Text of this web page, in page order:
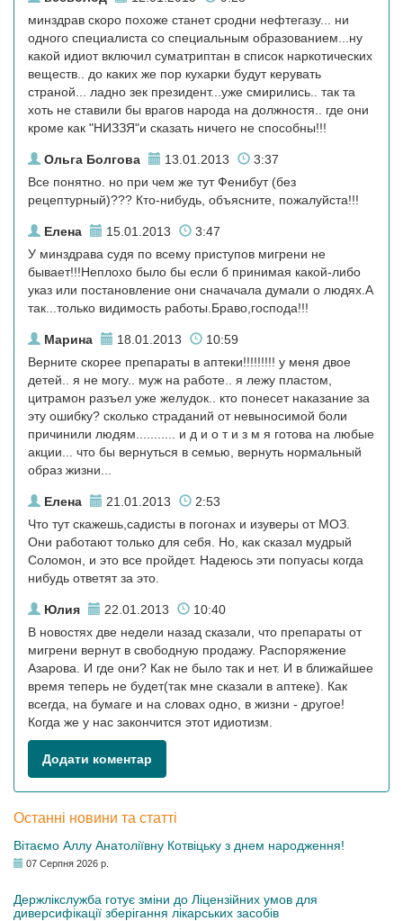
минздрав скоро похоже станет сродни нефтегазу... ни
одного специалиста со специальным образованием...ну
какой идиот включил суматриптан в список наркотических
веществ.. до каких же пор кухарки будут керувать
страной... ладно зек президент...уже смирились.. так та
хоть не ставили бы врагов народа на должностя.. где они
кроме как "НИЗЗЯ"и сказать ничего не способны!!!
Ольга Болгова 13.01.2013
3:37
Все понятно. но при чем же тут Фенибут (без
рецептурный)??? Кто-нибудь, объясните, пожалуйста!!!
Елена 15.01.2013
3:47
У минздрава судя по всему приступов мигрени не
бывает!!!Неплохо было бы если б принимая какой-либо
указ или постановление они сначачала думали о людях.А
так...только видимость работы.Браво,господа!!!
Марина 18.01.2013
10:59
Верните скорее препараты в аптеки!!!!!!!!! у меня двое
детей.. я не могу.. муж на работе.. я лежу пластом,
цитрамон разъел уже желудок.. кто понесет наказание за
эту ошибку? cколько страданий от невыносимой боли
причинили людям........... и д и о т и з м я готова на любые
акции... что бы вернуться в семью, вернуть нормальный
образ жизни...
Елена 21.01.2013
2:53
Что тут скажешь,садисты в погонах и изуверы от МОЗ.
Они работают только для себя. Но, как сказал мудрый
Соломон, и это все пройдет. Надеюсь эти попуасы когда
нибудь ответят за это.
Юлия 22.01.2013
10:40
В новостях две недели назад сказали, что препараты от
мигрени вернут в свободную продажу. Распоряжение
Азарова. И где они? Как не было так и нет. И в ближайшее
время теперь не будет(так мне сказали в аптеке). Как
всегда, на бумаге и на словах одно, в жизни - другое!
Когда же у нас закончится этот идиотизм.
Додати коментар
Останні новини та статті
Вітаємо Аллу Анатоліївну Котвіцьку з днем народження!
07 Серпня 2026 р.
Держлікслужба готує зміни до Ліцензійних умов для
диверсифікації зберігання лікарських засобів